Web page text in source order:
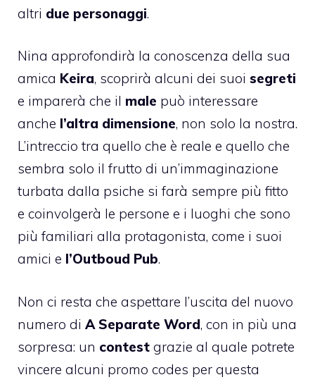
altri due personaggi.
Nina approfondirà la conoscenza della sua
amica Keira, scoprirà alcuni dei suoi segreti
e imparerà che il male può interessare
anche l’altra dimensione, non solo la nostra.
L’intreccio tra quello che è reale e quello che
sembra solo il frutto di un’immaginazione
turbata dalla psiche si farà sempre più fitto
e coinvolgerà le persone e i luoghi che sono
più familiari alla protagonista, come i suoi
amici e l’Outboud Pub.
Non ci resta che aspettare l’uscita del nuovo
numero di A Separate Word, con in più una
sorpresa: un contest grazie al quale potrete
vincere alcuni promo codes per questa